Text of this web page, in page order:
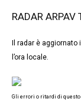
RADAR ARPAV
Il radar è
l’ora locale.
Gli errori o ritardi di